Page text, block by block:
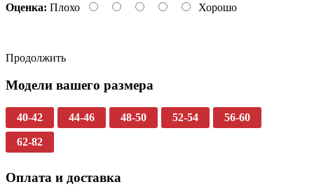
Оценка: Плохо Хорошо
Продолжить
Модели вашего размера
40-42 44-46 48-50 52-54 56-60
62-82
Оплата и доставка